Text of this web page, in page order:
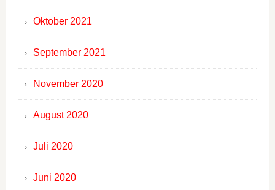
Oktober 2021
September 2021
November 2020
August 2020
Juli 2020
Juni 2020